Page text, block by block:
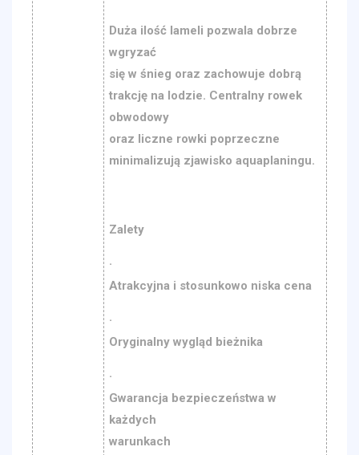
Duża ilość lameli pozwala dobrze
wgryzać
się w śnieg oraz zachowuje dobrą
trakcję na lodzie. Centralny rowek
obwodowy
oraz liczne rowki poprzeczne
minimalizują zjawisko aquaplaningu.
Zalety
·
Atrakcyjna i stosunkowo niska cena
·
Oryginalny wygląd bieżnika
·
Gwarancja bezpieczeństwa w
każdych
warunkach